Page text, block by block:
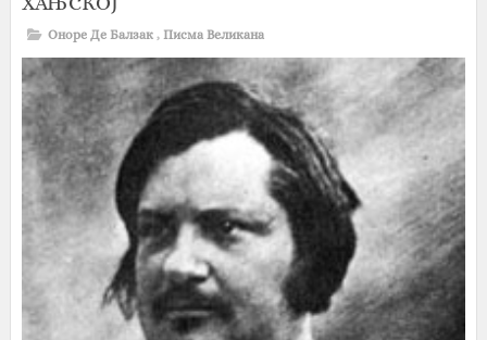
Оноре Де Балзак , Писма Великана